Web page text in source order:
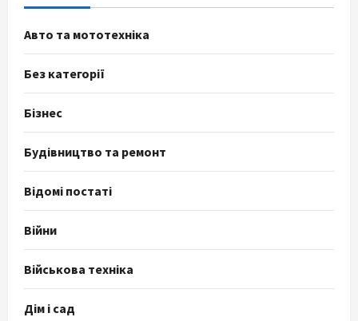
Авто та мототехніка
Без категорії
Бізнес
Будівництво та ремонт
Відомі постаті
Війни
Військова техніка
Дім і сад